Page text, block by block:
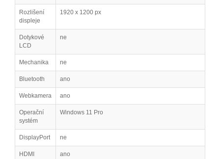
Rozlišení
displeje
1920 x 1200 px
Dotykové
LCD
ne
Mechanika ne
Bluetooth ano
Webkamera ano
Operační
systém
Windows 11 Pro
DisplayPort ne
HDMI ano